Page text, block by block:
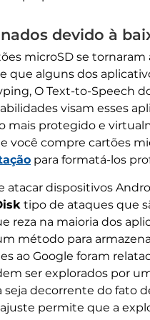
devido à
microSD se
que alguns dos
O Text-to-
visam esses
protegido e
compre cartões
para formatá-los
atacar dispositivos
tipo de ataques que
reza na maioria dos
método para
ao Google foram
ser explorados por
decorrente do fato
permite que a